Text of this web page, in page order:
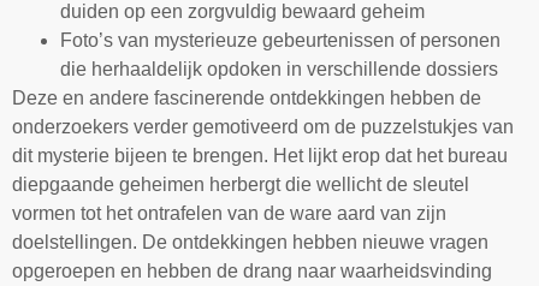
duiden op een zorgvuldig bewaard geheim
Foto’s van mysterieuze gebeurtenissen of personen
die herhaaldelijk opdoken in verschillende dossiers
Deze en andere fascinerende ontdekkingen hebben de
onderzoekers verder gemotiveerd om de puzzelstukjes van
dit mysterie bijeen te brengen. Het lijkt erop dat het bureau
diepgaande geheimen herbergt die wellicht de sleutel
vormen tot het ontrafelen van de ware aard van zijn
doelstellingen. De ontdekkingen hebben nieuwe vragen
opgeroepen en hebben de drang naar waarheidsvinding